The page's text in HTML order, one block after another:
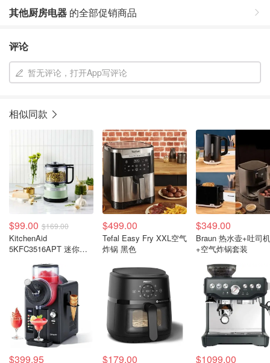
其他厨房电器 的全部促销商品
评论
暂无评论，打开App写评论
相似同款
$99.00 $169.00
KitchenAid
5KFC3516APT 迷你切
$499.00
Tefal Easy Fry XXL空气
炸锅 黑色
$349.00
Braun 热水壶+吐司机
+空气炸锅套装
$399.95 $179.00 $1099.00